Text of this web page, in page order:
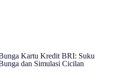
Kartu Kredit BRI: Suku
dan Simulasi Cicilan